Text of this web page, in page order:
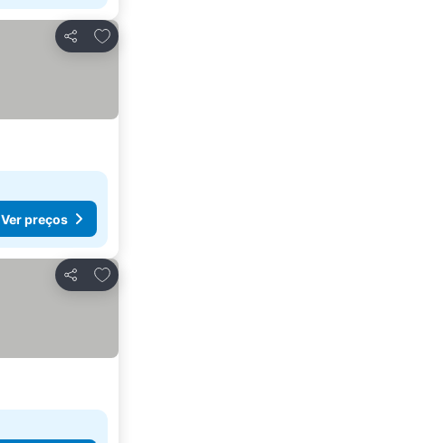
Partilhar
Adicionar aos favoritos
Ver preços
Partilhar
Adicionar aos favoritos